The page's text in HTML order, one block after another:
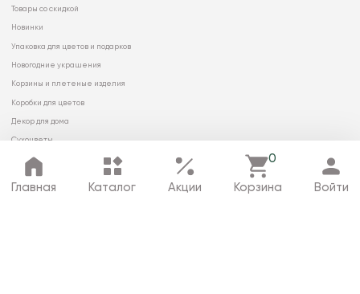
Главная Каталог Акции
0
Корзина Войти
Товары со скидкой
Новинки
Упаковка для цветов и подарков
Новогодние украшения
Корзины и плетеные изделия
Коробки для цветов
Декор для дома
Сухоцветы
© 2026 ООО «МИРРЭЙ»